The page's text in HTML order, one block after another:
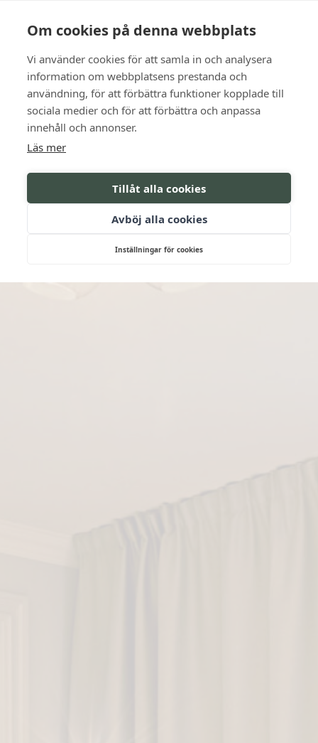
Om cookies på denna webbplats
Vi använder cookies för att samla in och analysera
information om webbplatsens prestanda och
användning, för att förbättra funktioner kopplade till
sociala medier och för att förbättra och anpassa
innehåll och annonser.
Läs mer
Tillåt alla cookies
Avböj alla cookies
Inställningar för cookies
BOKA